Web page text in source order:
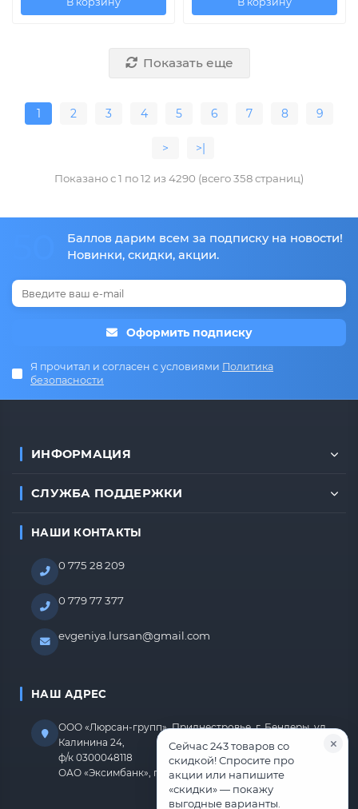
Показать еще
1 2 3 4 5 6 7 8 9
> >|
Показано с 1 по 12 из 4290 (всего 358 страниц)
Баллов дарим всем за подписку на новости!
Новинки, скидки, акции.
Оформить подписку
Я прочитал и согласен с условиями Политика
безопасности
ИНФОРМАЦИЯ
СЛУЖБА ПОДДЕРЖКИ
НАШИ КОНТАКТЫ
0 775 28 209
0 779 77 377
evgeniya.lursan@gmail.com
НАШ АДРЕС
ООО «Люрсан-групп», Приднестровье, г. Бендеры, ул.
Калинина 24,
ф/к 0300048118
ОАО «Эксимбанк», г.Бендеры, р/с 2212670000000818
Сейчас 243 товаров со
скидкой! Спросите про
акции или напишите
«скидки» — покажу
выгодные варианты.